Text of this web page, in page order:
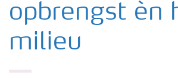
Gewassen
Meststoffen
opbrengst èn
milieu